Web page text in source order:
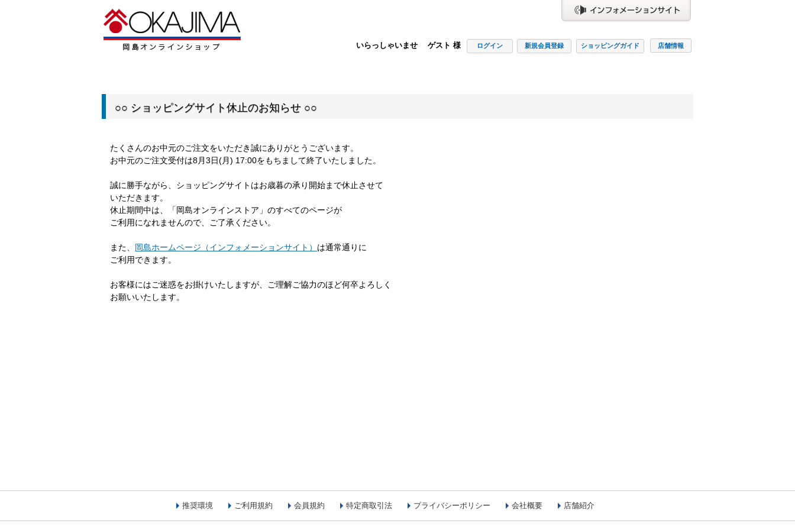
いらっしゃいませ ゲスト 様 ログイン 新規会員登録 ショッピングガイド 店舗情報
○○ ショッピングサイト休止のお知らせ ○○
たくさんのお中元のご注文をいただき誠にありがとうございます。
お中元のご注文受付は8月3日(月) 17:00をもちまして終了いたしました。
誠に勝手ながら、ショッピングサイトはお歳暮の承り開始まで休止させて
いただきます。
休止期間中は、「岡島オンラインストア」のすべてのページが
ご利用になれませんので、ご了承ください。
また、 岡島ホームページ（インフォメーションサイト） は通常通りに
ご利用できます。
お客様にはご迷惑をお掛けいたしますが、ご理解ご協力のほど何卒よろしく
お願いいたします。
推奨環境 ご利用規約 会員規約 特定商取引法 プライバシーポリシー 会社概要 店舗紹介